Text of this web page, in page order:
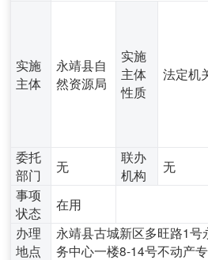
实施
主体
永靖县自
然资源局
实施
主体
性质
法定机
委托
部门
无
联办
机构
无
事项
状态
在用
办理
地点
永靖县古城新区多旺路1号
务中心一楼8-14号不动产